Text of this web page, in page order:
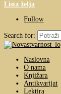
Lista želja
Follow
Search for:
Naslovna
O nama
Knjižara
Antikvarijat
Lektira